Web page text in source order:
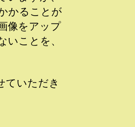
かることが
像をアップ
いことを、
ていただき